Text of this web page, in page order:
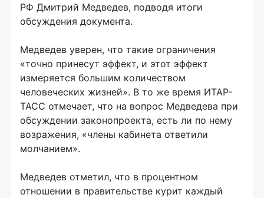
РФ Дмитрий Медведев, подводя итоги
обсуждения документа.
Медведев уверен, что такие ограничения
«точно принесут эффект, и этот эффект
измеряется большим количеством
человеческих жизней». В то же время ИТАР-
ТАСС отмечает, что на вопрос Медведева при
обсуждении законопроекта, есть ли по нему
возражения, «члены кабинета ответили
молчанием».
Медведев отметил, что в процентном
отношении в правительстве курит каждый